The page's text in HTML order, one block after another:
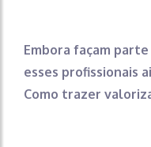
Embora façam
esses profissionais
Como trazer